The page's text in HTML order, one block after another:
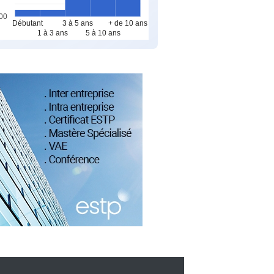
Débutant
1 à 3 ans
3 à 5 ans
5 à 10 ans
+ de 10 ans